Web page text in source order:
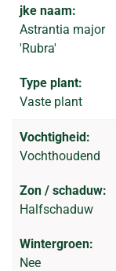
jke naam:
Astrantia major
'Rubra'
Type plant:
Vaste plant
Vochtigheid:
Vochthoudend
Zon / schaduw:
Halfschaduw
Wintergroen:
Nee